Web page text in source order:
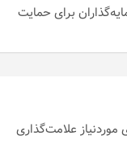
برای حمایت
علامت‌گذاری